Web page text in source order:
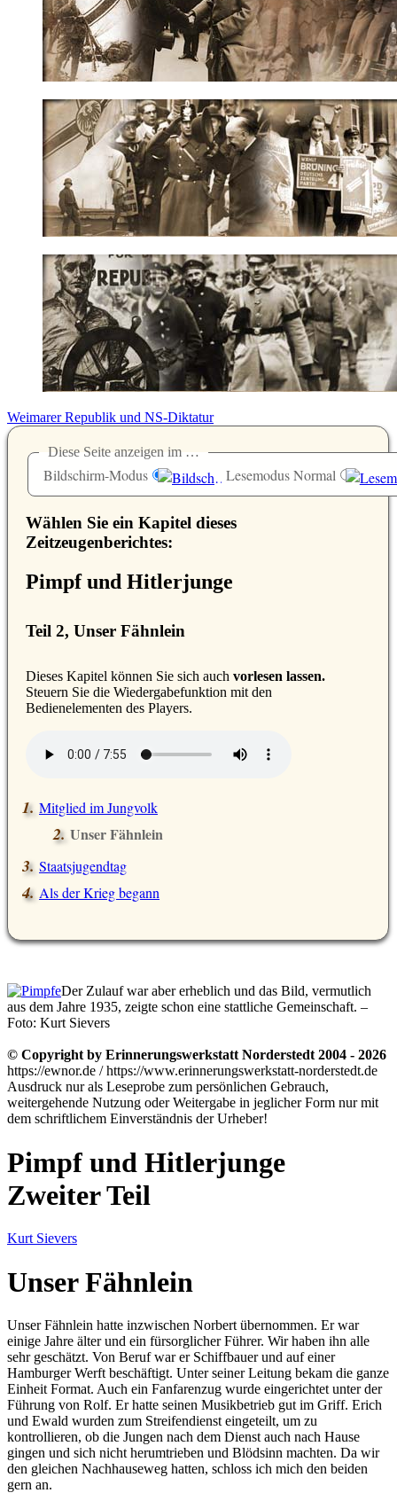
Weimarer Republik und NS-Diktatur
Diese Seite anzeigen im …
Bildschirm-Modus Lesemodus Normal
Wählen Sie ein Kapitel dieses
Zeitzeugenberichtes:
Pimpf und Hitlerjunge
Teil 2, Unser Fähnlein
Dieses Kapitel können Sie sich auch vorlesen lassen.
Steuern Sie die Wiedergabefunktion mit den
Bedienelementen des Players.
Mitglied im Jungvolk
Unser Fähnlein
Staatsjugendtag
Als der Krieg begann
Der Zulauf war aber erheblich und das Bild, vermutlich
aus dem Jahre 1935, zeigte schon eine stattliche Gemeinschaft. –
Foto: Kurt Sievers
© Copyright by Erinnerungswerkstatt Norderstedt 2004 - 2026
https://ewnor.de / https://www.erinnerungswerkstatt-norderstedt.de
Ausdruck nur als Leseprobe zum persönlichen Gebrauch,
weitergehende Nutzung oder Weitergabe in jeglicher Form nur mit
dem schriftlichem Einverständnis der Urheber!
Pimpf und Hitlerjunge
Zweiter Teil
Kurt Sievers
Unser Fähnlein
Unser Fähnlein hatte inzwischen Norbert übernommen. Er war
einige Jahre älter und ein fürsorglicher Führer. Wir haben ihn alle
sehr geschätzt. Von Beruf war er Schiffbauer und auf einer
Hamburger Werft beschäftigt. Unter seiner Leitung bekam die ganze
Einheit Format. Auch ein Fanfarenzug wurde eingerichtet unter der
Führung von Rolf. Er hatte seinen Musikbetrieb gut im Griff. Erich
und Ewald wurden zum Streifendienst eingeteilt, um zu
kontrollieren, ob die Jungen nach dem Dienst auch nach Hause
gingen und sich nicht herumtrieben und Blödsinn machten. Da wir
den gleichen Nachhauseweg hatten, schloss ich mich den beiden
gern an.